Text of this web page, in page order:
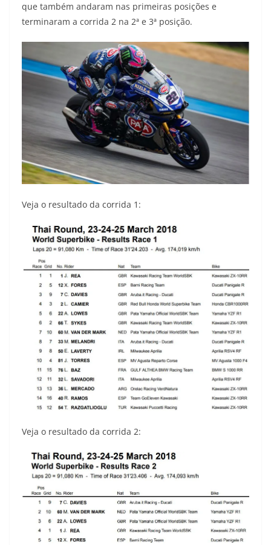
que também andaram nas primeiras posições e
terminaram a corrida 2 na 2ª e 3ª posição.
Veja o resultado da corrida 1:
Veja o resultado da corrida 2: